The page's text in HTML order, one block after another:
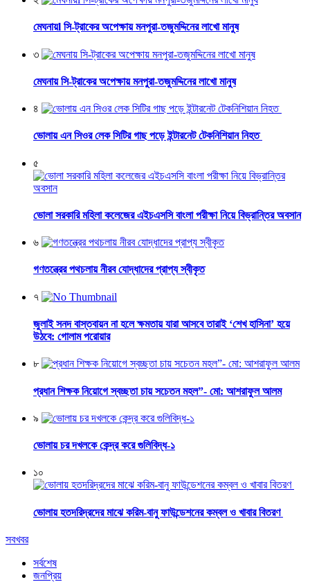
মেঘনায়l সি-ট্রাকের অপেক্ষায় মনপুরা-তজুমদ্দিনের লাখো মানুষ
৩
মেঘনায় সি-ট্রাকের অপেক্ষায় মনপুরা-তজুমদ্দিনের লাখো মানুষ
৪
ভোলায় এন সিওর লেক সিটির গাছ পড়ে ইন্টারনেট টেকনিশিয়ান নিহত
৫
ভোলা সরকারি মহিলা কলেজের এইচএসসি বাংলা পরীক্ষা নিয়ে বিভ্রান্তির অবসান
৬
গণতন্ত্রের পথচলায় নীরব যোদ্ধাদের প্রাপ্য স্বীকৃত
৭
জুলাই সনদ বাস্তবায়ন না হলে ক্ষমতায় যারা আসবে তারাই ‘শেখ হাসিনা’ হয়ে
উঠবে: গোলাম পরোয়ার
৮
প্রধান শিক্ষক নিয়োগে স্বচ্ছতা চায় সচেতন মহল”- মো: আশরাফুল আলম
৯
ভোলায় চর দখলকে কেন্দ্র করে গুলিবিদ্ধ-১
১০
ভোলায় হতদরিদ্রদের মাঝে করিম-বানু ফাউন্ডেশনের কম্বল ও খাবার বিতরণ
সবখবর
সর্বশেষ
জনপ্রিয়